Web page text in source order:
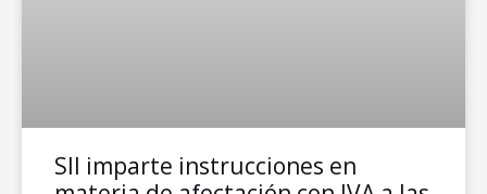
SII imparte instrucciones en